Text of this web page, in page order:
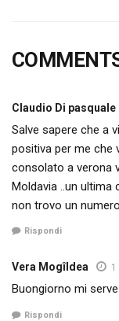
Claudio Di pasquale
Salve sapere che a
positiva per me che
consolato a verona
Moldavia ..un
non trovo un
Rispondi
Vera Mogîldea 1
Buongiorno mi
Rispondi